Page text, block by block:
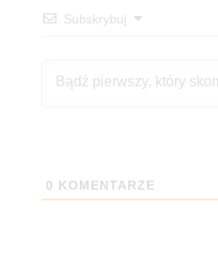
Subskrybuj
0 KOMENTARZE